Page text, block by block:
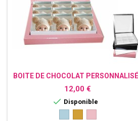
BOITE DE CHOCOLAT
AVEC PHOTO
Prix
12,00 €
 Disponible